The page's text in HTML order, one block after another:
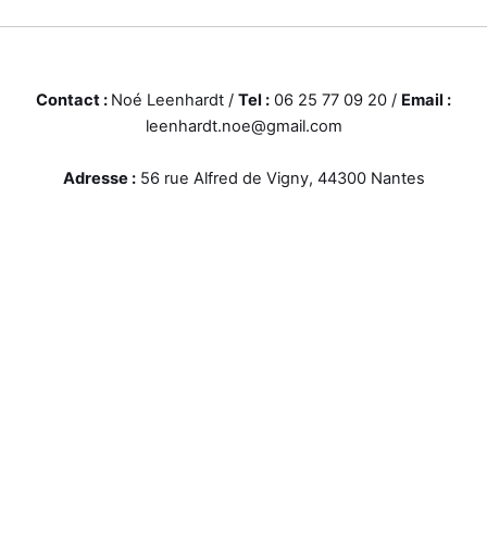
Contact : Noé Leenhardt / Tel : 06 25 77 09 20 / Email :
leenhardt.noe@gmail.com
Adresse :56 rue Alfred de Vigny, 44300 Nantes